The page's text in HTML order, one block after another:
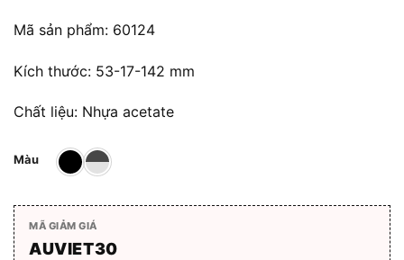
700.000 ₫.
Mã sản phẩm: 60124
Kích thước: 53-17-142 mm
Chất liệu: Nhựa acetate
Màu
MÃ GIẢM GIÁ
AUVIET30